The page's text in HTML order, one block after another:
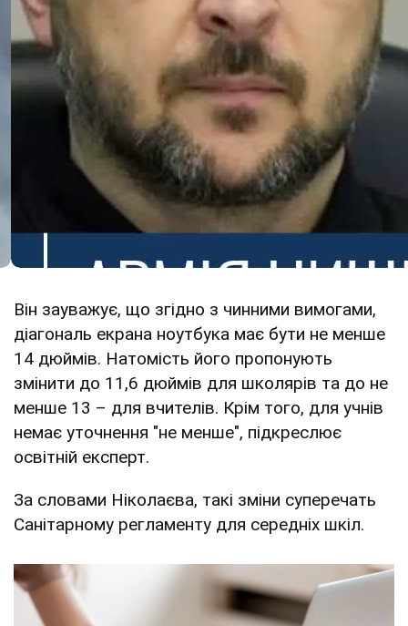
Він зауважує, що згідно з чинними вимогами,
діагональ екрана ноутбука має бути не менше
14 дюймів. Натомість його пропонують
змінити до 11,6 дюймів для школярів та до не
менше 13 – для вчителів. Крім того, для учнів
немає уточнення "не менше", підкреслює
освітній експерт.
За словами Ніколаєва, такі зміни суперечать
Санітарному регламенту для середніх шкіл.